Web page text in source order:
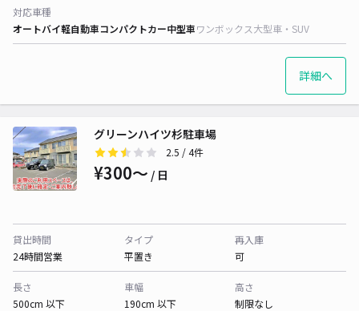
対応車種
オートバイ軽自動車コンパクトカー中型車ワンボックス大型車・SUV
詳細へ
グリーンハイツ杉駐車場
2.5 / 4件
¥300〜 / 日
貸出時間
24時間営業
タイプ
平置き
再入庫
可
長さ
500cm 以下
車幅
190cm 以下
高さ
制限なし